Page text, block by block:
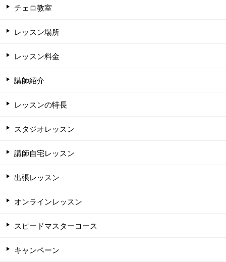
チェロ教室
レッスン場所
レッスン料金
講師紹介
レッスンの特長
スタジオレッスン
講師自宅レッスン
出張レッスン
オンラインレッスン
スピードマスターコース
キャンペーン